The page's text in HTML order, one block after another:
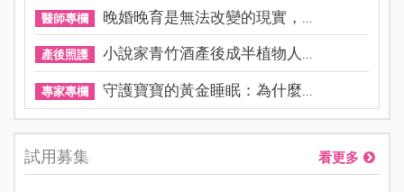
醫師專欄 晚婚晚育是無法改變的現實，...
產後照護 小說家青竹酒產後成半植物人...
專家專欄 守護寶寶的黃金睡眠：為什麼...
試用募集 看更多